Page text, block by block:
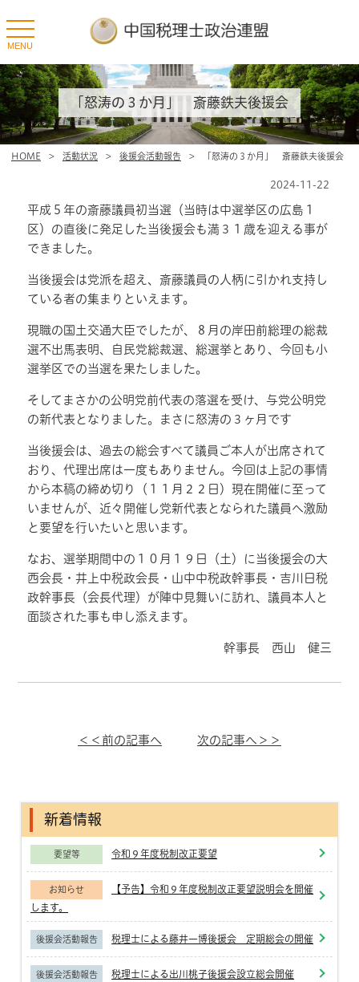
toggle
navigation
MENU
HOME > 活動状況 > 後援会活動報告 > 「怒涛の３か月」 斎藤鉄夫後援会
「怒涛の３か月」 斎藤鉄夫後援会
2024-11-22
平成５年の斎藤議員初当選（当時は中選挙区の広島１
区）の直後に発足した当後援会も満３１歳を迎える事が
できました。
当後援会は党派を超え、斎藤議員の人柄に引かれ支持し
ている者の集まりといえます。
現職の国土交通大臣でしたが、８月の岸田前総理の総裁
選不出馬表明、自民党総裁選、総選挙とあり、今回も小
選挙区での当選を果たしました。
そしてまさかの公明党前代表の落選を受け、与党公明党
の新代表となりました。まさに怒涛の３ヶ月です
当後援会は、過去の総会すべて議員ご本人が出席されて
おり、代理出席は一度もありません。今回は上記の事情
から本稿の締め切り（１１月２２日）現在開催に至って
いませんが、近々開催し党新代表となられた議員へ激励
と要望を行いたいと思います。
なお、選挙期間中の１０月１９日（土）に当後援会の大
西会長・井上中税政会長・山中中税政幹事長・吉川日税
政幹事長（会長代理）が陣中見舞いに訪れ、議員本人と
面談された事も申し添えます。
幹事長 西山 健三
＜＜前の記事へ 次の記事へ＞＞
新着情報
要望等 令和９年度税制改正要望
お知らせ
【予告】令和９年度税制改正要望説明会を開催
します。
後援会活動報告 税理士による藤井一博後援会 定期総会の開催
後援会活動報告 税理士による出川桃子後援会設立総会開催